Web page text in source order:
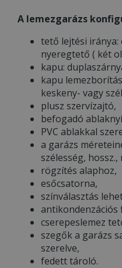
A lemezgarázs
tető lejtési
nyeregtető ( két
kapu:
kapu
keskeny- vagy
plusz szervízajtó,
befogadó
PVC ablakkal
a garázs
szélesség, hossz.,
rögzítés alaphoz,
esőcsatorna,
színválasztás
antikondenzációs
cserepeslemez
szegők a garázs
szerelve,
fedett tároló.